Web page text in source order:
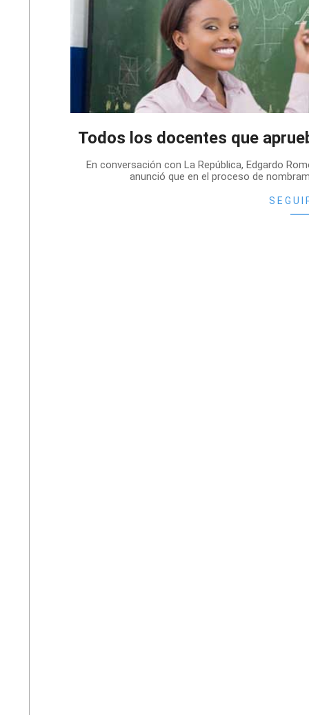
Todos los docentes que
En conversación con La República, Edgardo
anunció que en el proceso de